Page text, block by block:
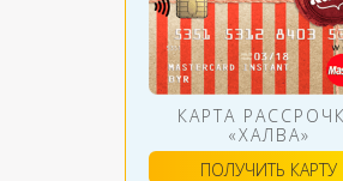
КАРТА
«ХАЛВА»
ПОЛУЧИТЬ КАРТУ